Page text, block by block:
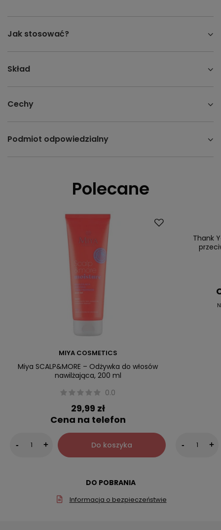
Jak stosować?
Skład
Cechy
Podmiot odpowiedzialny
Polecane
MIYA COSMETICS
Miya SCALP&MORE – Odżywka do włosów
nawilżająca, 200 ml
0.0
29,99 zł
Cena na telefon
- + Do koszyka
NaszThank
- +
DO POBRANIA
Informacja o bezpieczeństwie